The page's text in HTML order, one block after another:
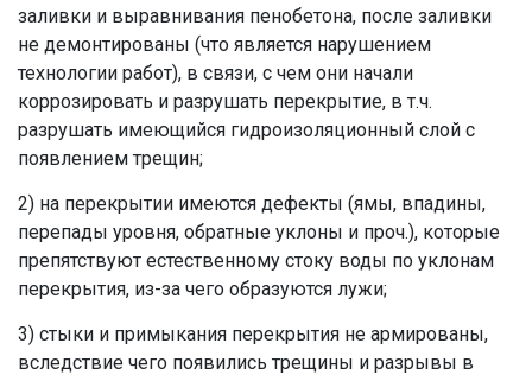
заливки и выравнивания пенобетона, после заливки
не демонтированы (что является нарушением
технологии работ), в связи, с чем они начали
коррозировать и разрушать перекрытие, в т.ч.
разрушать имеющийся гидроизоляционный слой с
появлением трещин;
2) на перекрытии имеются дефекты (ямы, впадины,
перепады уровня, обратные уклоны и проч.), которые
препятствуют естественному стоку воды по уклонам
перекрытия, из-за чего образуются лужи;
3) стыки и примыкания перекрытия не армированы,
вследствие чего появились трещины и разрывы в